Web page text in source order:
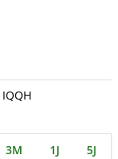
IQQH
3M 1J 5J